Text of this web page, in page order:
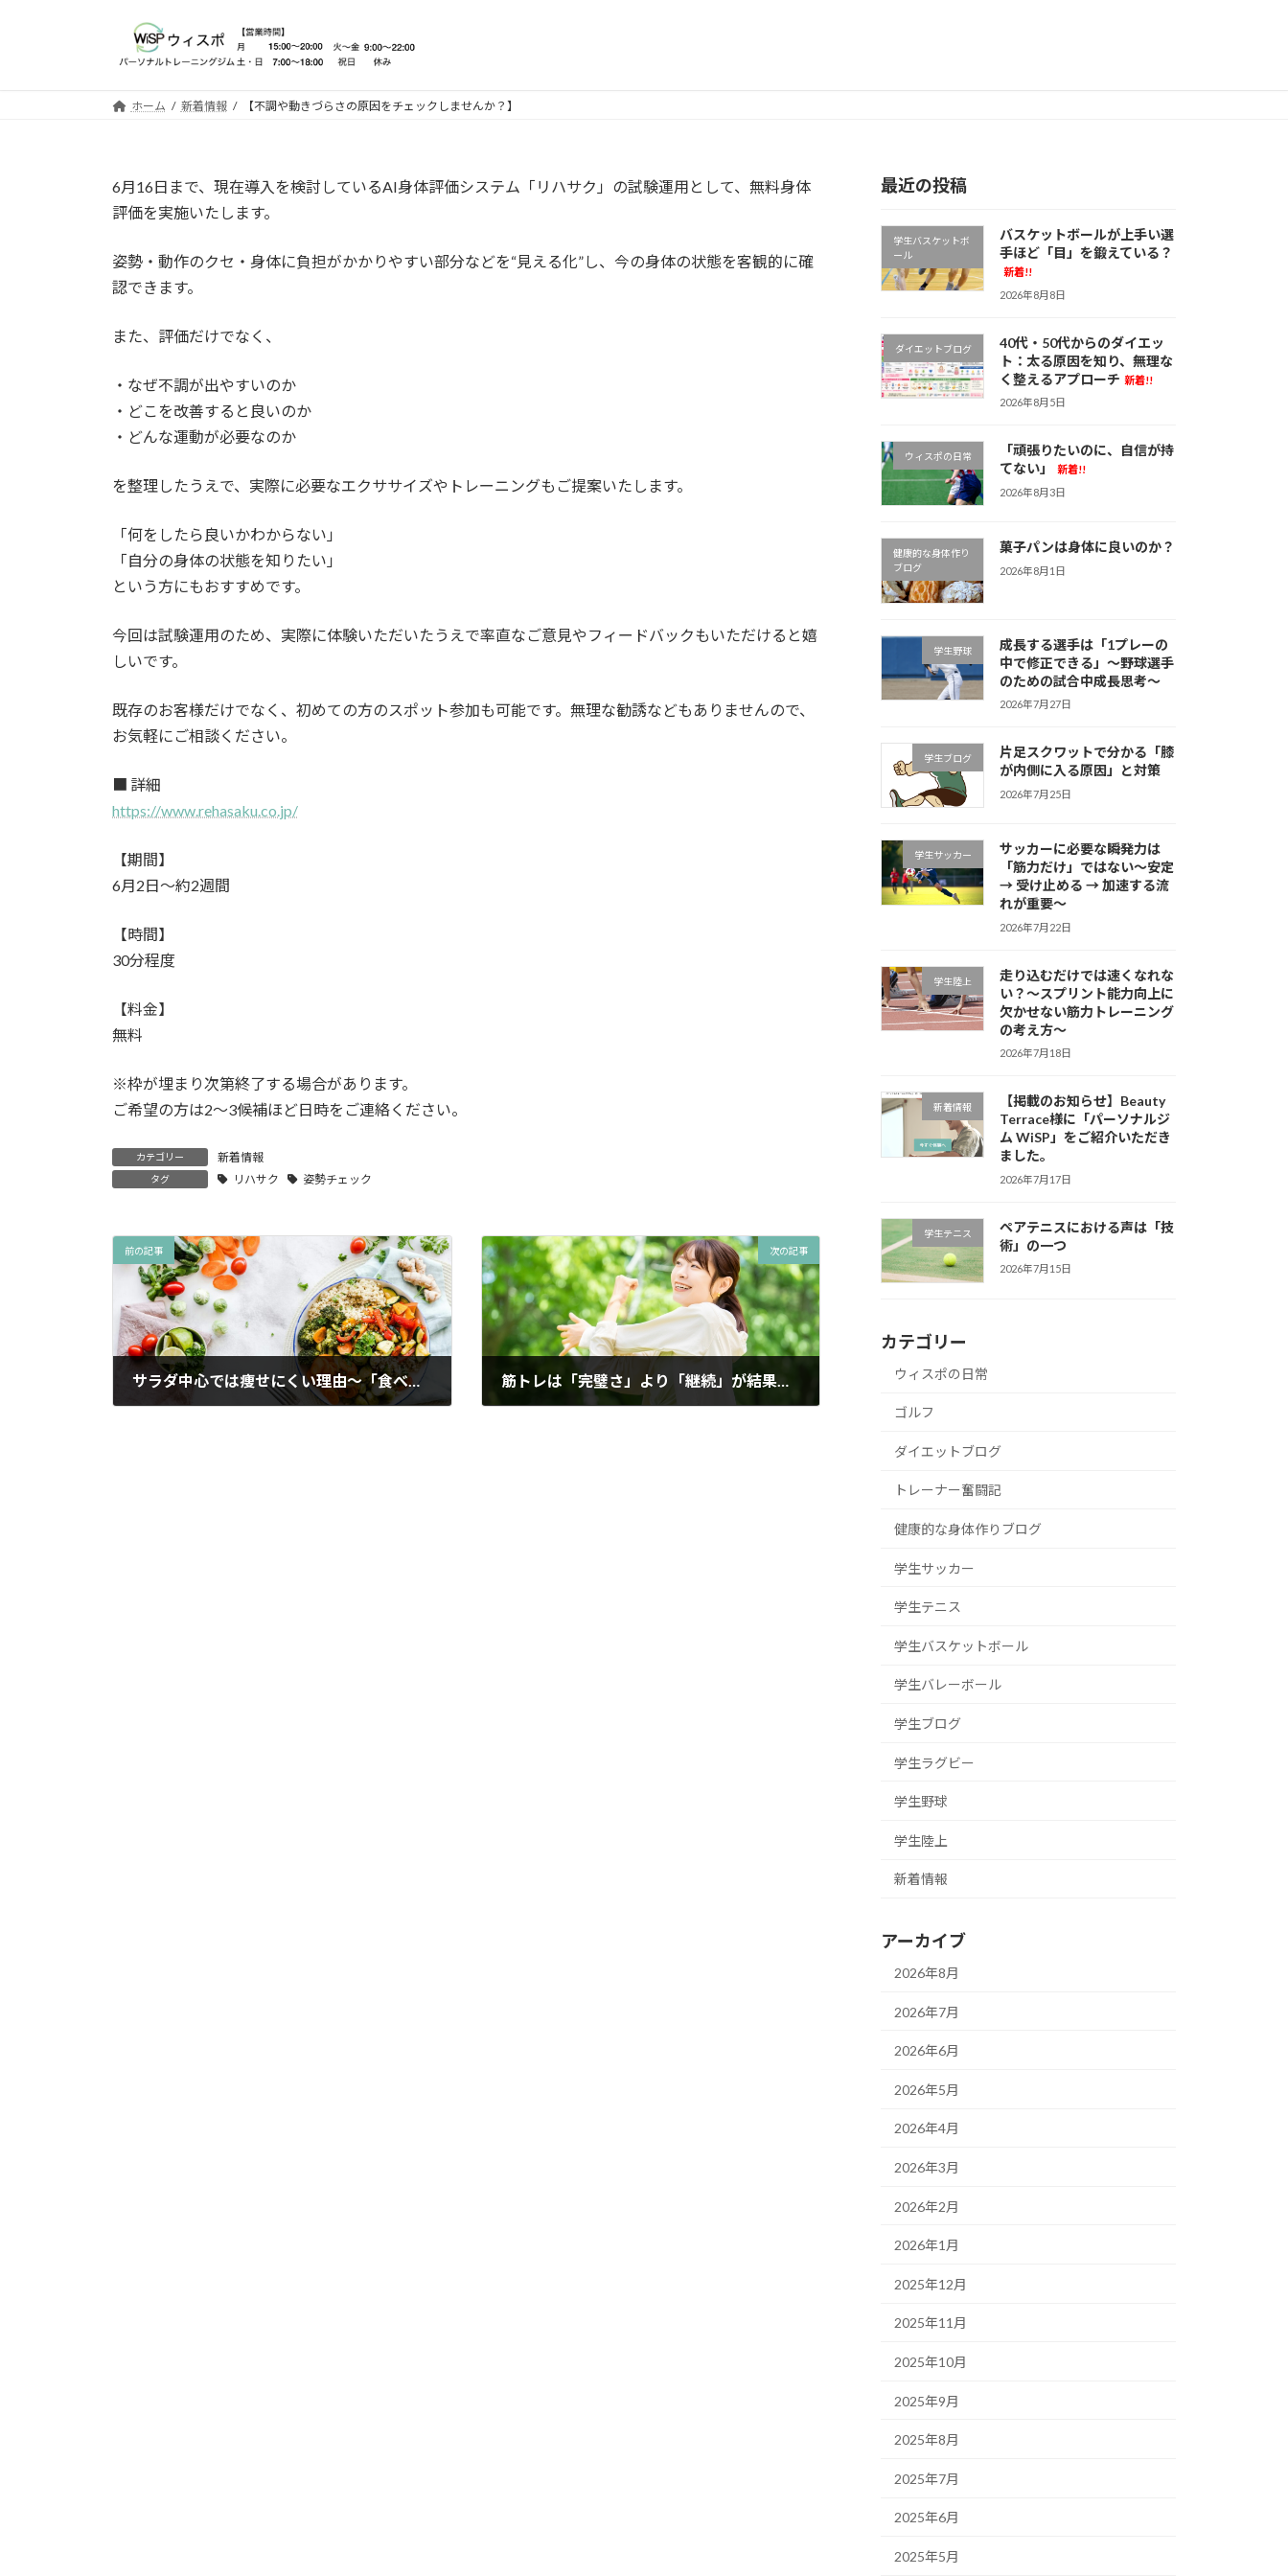
ホーム 新着情報 【不調や動きづらさの原因をチェックしませんか？】
6月16日まで、現在導入を検討しているAI身体評価システム「リハサク」の試験運用として、無料身体
評価を実施いたします。
姿勢・動作のクセ・身体に負担がかかりやすい部分などを“見える化”し、今の身体の状態を客観的に確
認できます。
また、評価だけでなく、
・なぜ不調が出やすいのか
・どこを改善すると良いのか
・どんな運動が必要なのか
を整理したうえで、実際に必要なエクササイズやトレーニングもご提案いたします。
「何をしたら良いかわからない」
「自分の身体の状態を知りたい」
という方にもおすすめです。
今回は試験運用のため、実際に体験いただいたうえで率直なご意見やフィードバックもいただけると嬉
しいです。
既存のお客様だけでなく、初めての方のスポット参加も可能です。無理な勧誘などもありませんので、
お気軽にご相談ください。
■ 詳細
https://www.rehasaku.co.jp/
【期間】
6月2日〜約2週間
【時間】
30分程度
【料金】
無料
※枠が埋まり次第終了する場合があります。
ご希望の方は2〜3候補ほど日時をご連絡ください。
カテゴリー 新着情報
タグ リハサク 姿勢チェック
前の記事
サラダ中心では痩せにくい理由～「食べないダイエット」が代謝を下げる？～
次の記事
筋トレは「完璧さ」より「継続」が結果を変える
最近の投稿
学生バスケットボ
ール
バスケットボールが上手い選
手ほど「目」を鍛えている？
新着!!
2026年8月8日
ダイエットブログ
40代・50代からのダイエッ
ト：太る原因を知り、無理な
く整えるアプローチ 新着!!
2026年8月5日
ウィスポの日常
「頑張りたいのに、自信が持
てない」
新着!!
2026年8月3日
健康的な身体作り
ブログ
菓子パンは身体に良いのか？
2026年8月1日
学生野球
成長する選手は「1プレーの
中で修正できる」～野球選手
のための試合中成長思考～
2026年7月27日
学生ブログ
片足スクワットで分かる「膝
が内側に入る原因」と対策
2026年7月25日
学生サッカー
サッカーに必要な瞬発力は
「筋力だけ」ではない～安定
→ 受け止める → 加速する流
れが重要～
2026年7月22日
学生陸上
走り込むだけでは速くなれな
い？～スプリント能力向上に
欠かせない筋力トレーニング
の考え方～
2026年7月18日
新着情報
【掲載のお知らせ】Beauty
Terrace様に「パーソナルジ
ム WiSP」をご紹介いただき
ました。
2026年7月17日
学生テニス
ペアテニスにおける声は「技
術」の一つ
2026年7月15日
カテゴリー
ウィスポの日常
ゴルフ
ダイエットブログ
トレーナー奮闘記
健康的な身体作りブログ
学生サッカー
学生テニス
学生バスケットボール
学生バレーボール
学生ブログ
学生ラグビー
学生野球
学生陸上
新着情報
アーカイブ
2026年8月
2026年7月
2026年6月
2026年5月
2026年4月
2026年3月
2026年2月
2026年1月
2025年12月
2025年11月
2025年10月
2025年9月
2025年8月
2025年7月
2025年6月
2025年5月